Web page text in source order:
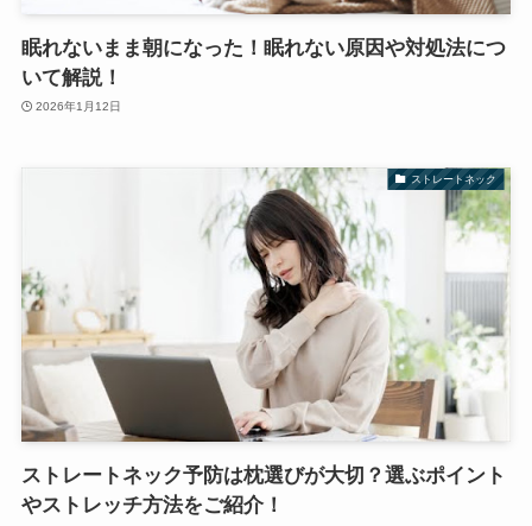
眠れないまま朝になった！眠れない原因や対処法につ
いて解説！
2026年1月12日
ストレートネック
ストレートネック予防は枕選びが大切？選ぶポイント
やストレッチ方法をご紹介！